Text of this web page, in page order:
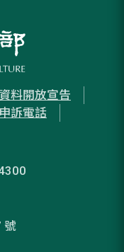
料開放宣告
訴電話
號